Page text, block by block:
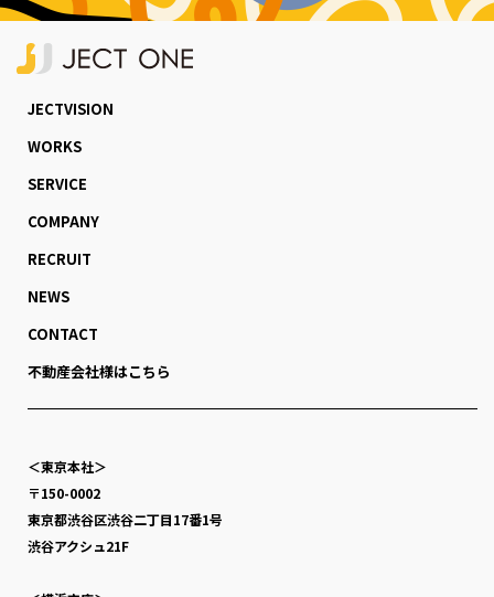
JECTVISION
WORKS
SERVICE
COMPANY
RECRUIT
NEWS
CONTACT
不動産会社様はこちら
＜東京本社＞
〒150-0002
東京都渋谷区渋谷二丁目17番1号
渋谷アクシュ21F